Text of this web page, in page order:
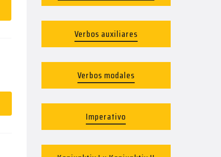
Verbos auxiliares
Verbos modales
Imperativo